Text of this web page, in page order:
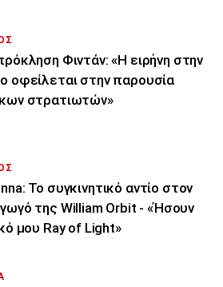
Φιντάν: «Η ειρήνη στην
οφείλεται στην παρουσία
στρατιωτών»
Το συγκινητικό αντίο στον
της William Orbit - «Ήσουν
μου Ray of Light»